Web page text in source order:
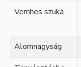
Vemhes szuka
Alomnagyság